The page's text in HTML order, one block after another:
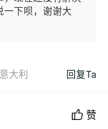
一下呗，谢谢大
意大利 回复Ta
赞